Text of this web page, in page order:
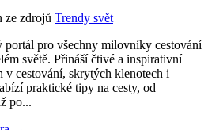
ze zdrojů Trendy svět
portál pro všechny milovníky cestování
světě. Přináší čtivé a inspirativní
v cestování, skrytých klenotech i
praktické tipy na cesty, od
po...